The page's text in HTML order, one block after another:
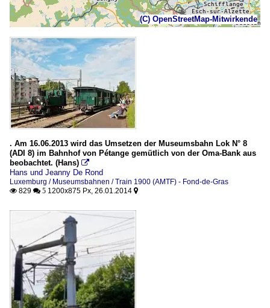
(C) OpenStreetMap-Mitwirkende
. Am 16.06.2013 wird das Umsetzen der Museumsbahn Lok N° 8
(ADI 8) im Bahnhof von Pétange gemütlich von der Oma-Bank aus
beobachtet. (Hans) 
Hans und Jeanny De Rond
Luxemburg / Museumsbahnen / Train 1900 (AMTF) - Fond-de-Gras
 829  5 1200x875 Px, 26.01.2014 